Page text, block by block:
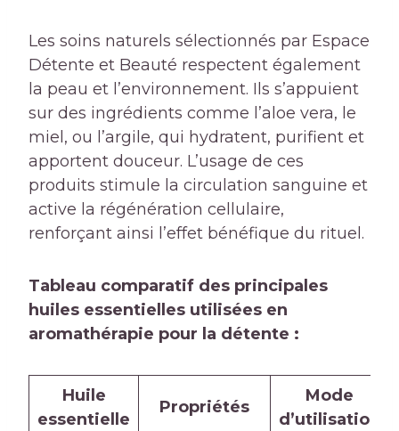
Les soins naturels sélectionnés par Espace
Détente et Beauté respectent également
la peau et l’environnement. Ils s’appuient
sur des ingrédients comme l’aloe vera, le
miel, ou l’argile, qui hydratent, purifient et
apportent douceur. L’usage de ces
produits stimule la circulation sanguine et
active la régénération cellulaire,
renforçant ainsi l’effet bénéfique du rituel.
Tableau comparatif des principales
huiles essentielles utilisées en
aromathérapie pour la détente :
Huile
essentielle
Propriétés
Mode
d’utilisation